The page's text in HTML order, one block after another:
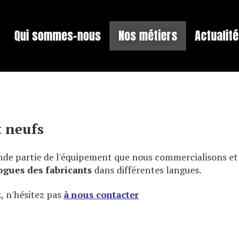
Qui sommes-nous Nos métiers
neufs
partie de l'équipement que nous commercialisons
des fabricants dans différentes langues.
n'hésitez pas à nous contacter